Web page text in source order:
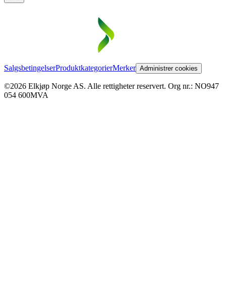
SalgsbetingelserProduktkategorierMerker Administrer cookies
©2026 Elkjøp Norge AS. Alle rettigheter reservert. Org nr.: NO947
054 600MVA